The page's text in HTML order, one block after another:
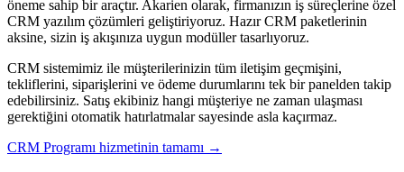
öneme sahip bir araçtır. Akarien olarak, firmanızın iş süreçlerine özel
CRM yazılım çözümleri geliştiriyoruz. Hazır CRM paketlerinin
aksine, sizin iş akışınıza uygun modüller tasarlıyoruz.
CRM sistemimiz ile müşterilerinizin tüm iletişim geçmişini,
tekliflerini, siparişlerini ve ödeme durumlarını tek bir panelden takip
edebilirsiniz. Satış ekibiniz hangi müşteriye ne zaman ulaşması
gerektiğini otomatik hatırlatmalar sayesinde asla kaçırmaz.
CRM Programı hizmetinin tamamı →